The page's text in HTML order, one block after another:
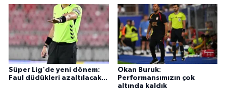
Süper Lig'de yeni dönem:
Faul düdükleri azaltılacak...
Okan Buruk:
Performansımızın çok
altında kaldık